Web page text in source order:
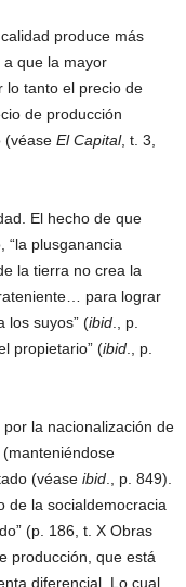
produce más
que la mayor
lo tanto el precio de
de producción
(véase El Capital, t. 3,
El hecho de que
“la plusganancia
la tierra no crea la
para lograr
los suyos” (ibid., p.
propietario” (ibid., p.
la nacionalización de
(véase ibid., p. 849).
de la socialdemocracia
(p. 186, t. X Obras
producción, que está
diferencial. Lo cual